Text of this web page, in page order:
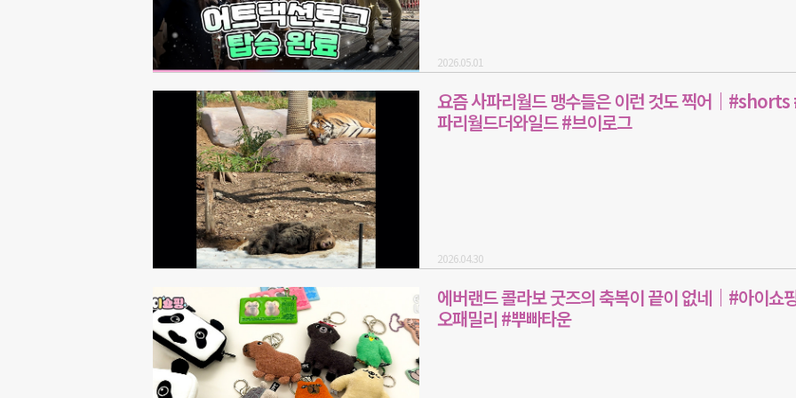
2026.05.01
요즘 사파리월드 맹수들은 이런 것도 찍어｜#shorts
파리월드더와일드 #브이로그
2026.04.30
에버랜드 콜라보 굿즈의 축복이 끝이 없네｜#아이쇼
오패밀리 #뿌빠타운